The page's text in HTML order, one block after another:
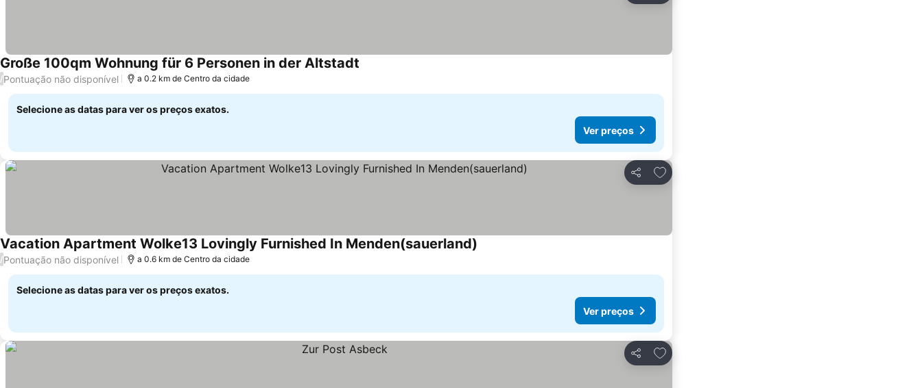
Große 100qm Wohnung für 6 Personen in der Altstadt
/Pontuação não disponível a 0.2 km de Centro da cidade
Selecione as datas para ver os preços exatos.
Ver preços
Partilhar
Adicionar aos favoritos
Vacation Apartment Wolke13 Lovingly Furnished In Menden(sauerland)
/Pontuação não disponível a 0.6 km de Centro da cidade
Selecione as datas para ver os preços exatos.
Ver preços
Partilhar
Adicionar aos favoritos